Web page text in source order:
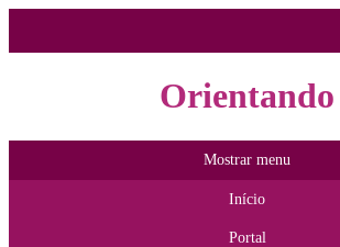
Orientando
Mostrar menu
Início
Portal